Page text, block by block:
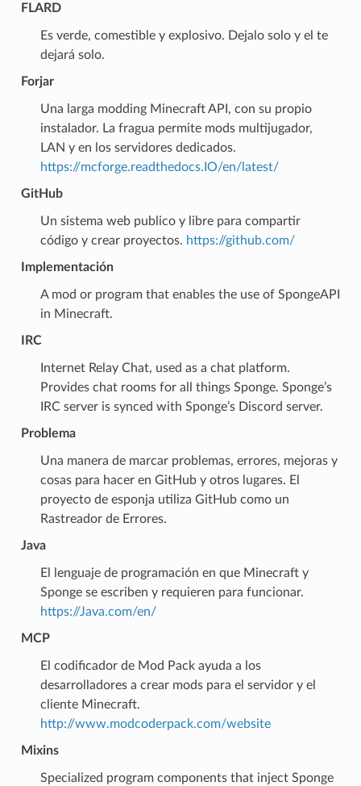
FLARD
Es verde, comestible y explosivo. Dejalo solo y el te
dejará solo.
Forjar
Una larga modding Minecraft API, con su propio
instalador. La fragua permite mods multijugador,
LAN y en los servidores dedicados.
https://mcforge.readthedocs.IO/en/latest/
GitHub
Un sistema web publico y libre para compartir
código y crear proyectos. https://github.com/
Implementación
A mod or program that enables the use of SpongeAPI
in Minecraft.
IRC
Internet Relay Chat, used as a chat platform.
Provides chat rooms for all things Sponge. Sponge’s
IRC server is synced with Sponge’s Discord server.
Problema
Una manera de marcar problemas, errores, mejoras y
cosas para hacer en GitHub y otros lugares. El
proyecto de esponja utiliza GitHub como un
Rastreador de Errores.
Java
El lenguaje de programación en que Minecraft y
Sponge se escriben y requieren para funcionar.
https://Java.com/en/
MCP
El codificador de Mod Pack ayuda a los
desarrolladores a crear mods para el servidor y el
cliente Minecraft.
http://www.modcoderpack.com/website
Mixins
Specialized program components that inject Sponge